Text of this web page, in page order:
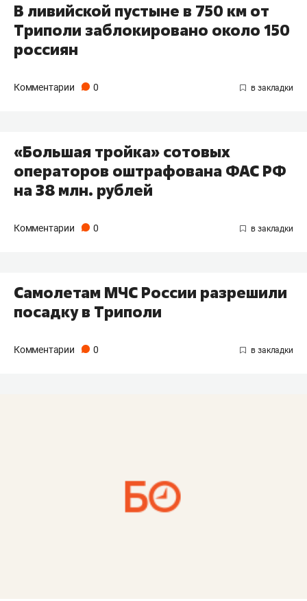
В ливийской пустыне в 750 км от
Триполи заблокировано около 150
россиян
Комментарии 0
«Большая тройка» сотовых
операторов оштрафована ФАС РФ
на 38 млн. рублей
Комментарии 0
Cамолетам МЧС России разрешили
посадку в Триполи
Комментарии 0